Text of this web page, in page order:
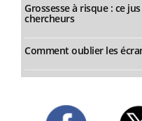
Grossesse à risque : ce
chercheurs
Comment oublier les